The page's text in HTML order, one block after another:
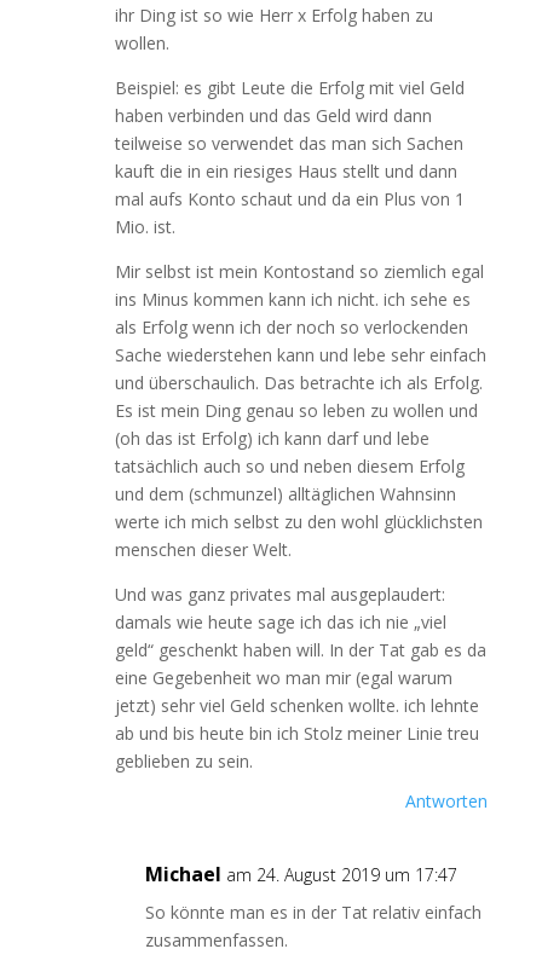
ihr Ding ist so wie Herr x Erfolg haben zu
wollen.
Beispiel: es gibt Leute die Erfolg mit viel Geld
haben verbinden und das Geld wird dann
teilweise so verwendet das man sich Sachen
kauft die in ein riesiges Haus stellt und dann
mal aufs Konto schaut und da ein Plus von 1
Mio. ist.
Mir selbst ist mein Kontostand so ziemlich egal
ins Minus kommen kann ich nicht. ich sehe es
als Erfolg wenn ich der noch so verlockenden
Sache wiederstehen kann und lebe sehr einfach
und überschaulich. Das betrachte ich als Erfolg.
Es ist mein Ding genau so leben zu wollen und
(oh das ist Erfolg) ich kann darf und lebe
tatsächlich auch so und neben diesem Erfolg
und dem (schmunzel) alltäglichen Wahnsinn
werte ich mich selbst zu den wohl glücklichsten
menschen dieser Welt.
Und was ganz privates mal ausgeplaudert:
damals wie heute sage ich das ich nie „viel
geld“ geschenkt haben will. In der Tat gab es da
eine Gegebenheit wo man mir (egal warum
jetzt) sehr viel Geld schenken wollte. ich lehnte
ab und bis heute bin ich Stolz meiner Linie treu
geblieben zu sein.
Antworten
Michael am 24. August 2019 um 17:47
So könnte man es in der Tat relativ einfach
zusammenfassen.